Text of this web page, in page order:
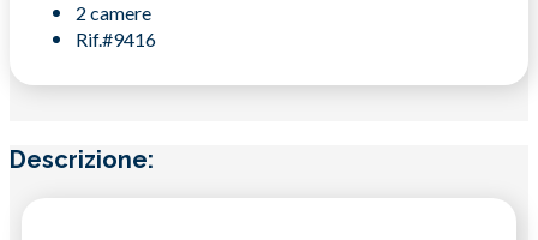
2 camere
Rif.#9416
Descrizione: